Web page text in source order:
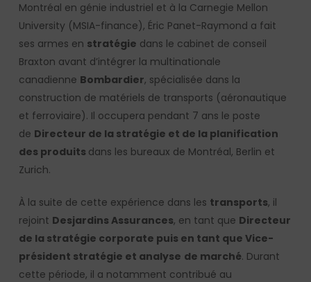
Montréal en génie industriel et à la Carnegie Mellon
University (MSIA-finance), Éric Panet-Raymond a fait
ses armes en stratégie dans le cabinet de conseil
Braxton avant d’intégrer la multinationale
canadienne Bombardier, spécialisée dans la
construction de matériels de transports (aéronautique
et ferroviaire). Il occupera pendant 7 ans le poste
de Directeur de la stratégie et de la planification
des produits dans les bureaux de Montréal, Berlin et
Zurich.
À la suite de cette expérience dans les transports, il
rejoint Desjardins Assurances, en tant que Directeur
de la stratégie corporate puis en tant que Vice-
président stratégie et analyse de marché. Durant
cette période, il a notamment contribué au